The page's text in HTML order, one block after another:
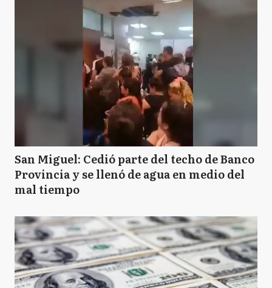
San Miguel: Cedió parte del techo de Banco
Provincia y se llenó de agua en medio del
mal tiempo